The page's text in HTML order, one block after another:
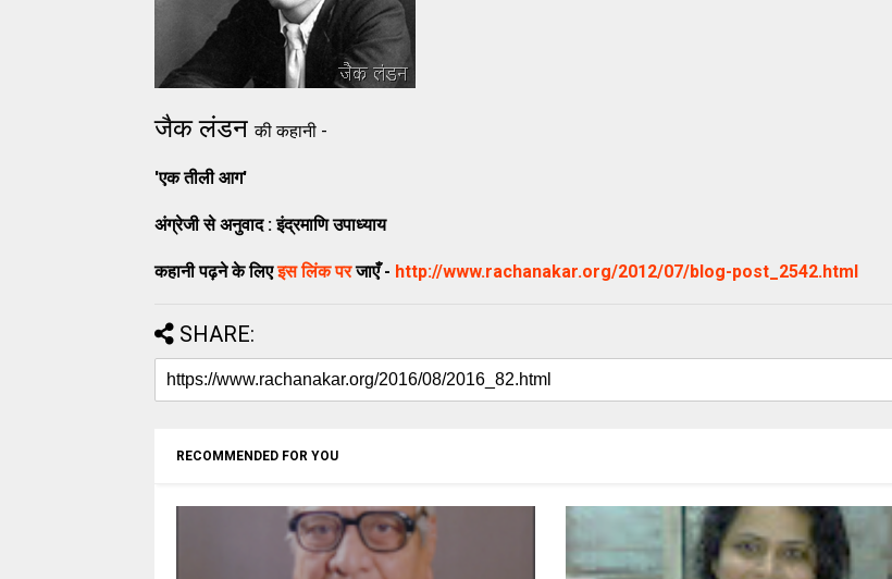
जैक लंडनकी कहानी -
'एक तीली आग'
अंग्रेजी से अनुवाद : इंद्रमाणि उपाध्याय
कहानी पढ़ने के लिएइस लिंक परजाएँ - http://www.rachanakar.org/2012/07/blog-post_2542.html
SHARE:
RECOMMENDED FOR YOU